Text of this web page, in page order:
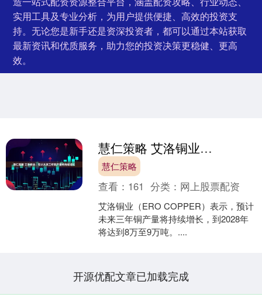
实用工具及专业分析，为用户提供便捷、高效的投资支
持。无论您是新手还是资深投资者，都可以通过本站获取
最新资讯和优质服务，助力您的投资决策更稳健、更高
效。
慧仁策略 艾洛铜业：预计未来三年铜产量将持续增长
慧仁策略
查看： 161 分类： 网上股票配资
艾洛铜业（ERO COPPER）表示，预计
未来三年铜产量将持续增长，到2028年
将达到8万至9万吨。....
开源优配文章已加载完成